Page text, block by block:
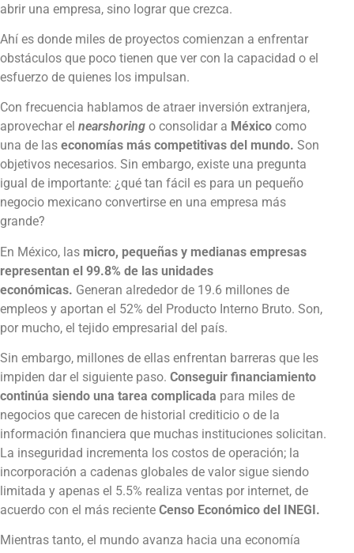
abrir una empresa, sino lograr que crezca.
Ahí es donde miles de proyectos comienzan a enfrentar
obstáculos que poco tienen que ver con la capacidad o el
esfuerzo de quienes los impulsan.
Con frecuencia hablamos de atraer inversión extranjera,
aprovechar el nearshoring o consolidar a México como
una de las economías más competitivas del mundo. Son
objetivos necesarios. Sin embargo, existe una pregunta
igual de importante: ¿qué tan fácil es para un pequeño
negocio mexicano convertirse en una empresa más
grande?
En México, las micro, pequeñas y medianas empresas
representan el 99.8% de las unidades
económicas. Generan alrededor de 19.6 millones de
empleos y aportan el 52% del Producto Interno Bruto. Son,
por mucho, el tejido empresarial del país.
Sin embargo, millones de ellas enfrentan barreras que les
impiden dar el siguiente paso. Conseguir financiamiento
continúa siendo una tarea complicada para miles de
negocios que carecen de historial crediticio o de la
información financiera que muchas instituciones solicitan.
La inseguridad incrementa los costos de operación; la
incorporación a cadenas globales de valor sigue siendo
limitada y apenas el 5.5% realiza ventas por internet, de
acuerdo con el más reciente Censo Económico del INEGI.
Mientras tanto, el mundo avanza hacia una economía